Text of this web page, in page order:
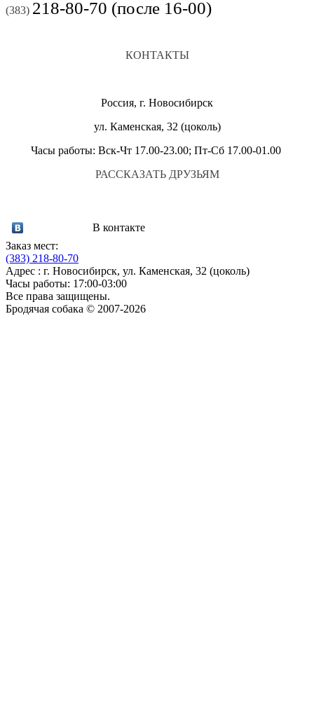
(383) 218-80-70 (после 16-00)
КОНТАКТЫ
Россия, г. Новосибирск
ул. Каменская, 32 (цоколь)
Часы работы: Вск-Чт 17.00-23.00; Пт-Сб 17.00-01.00
РАССКАЗАТЬ ДРУЗЬЯМ
В контакте
Заказ мест:
(383) 218-80-70
Адрес : г. Новосибирск, ул. Каменская, 32 (цоколь)
Часы работы: 17:00-03:00
Все права защищены.
Бродячая собака © 2007-2026